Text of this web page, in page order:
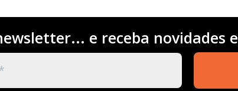
e receba novidades e